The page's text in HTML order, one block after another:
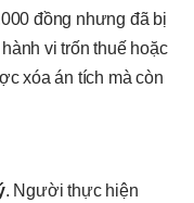
đồng nhưng đã bị
vi trốn thuế hoặc
xóa án tích mà còn
. Người thực hiện